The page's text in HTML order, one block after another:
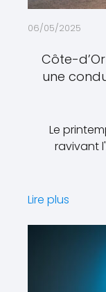
06/05/2025
Côte-
une
Le
ravivant
Lire plus